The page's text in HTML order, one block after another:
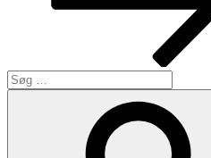
Søg
efter: